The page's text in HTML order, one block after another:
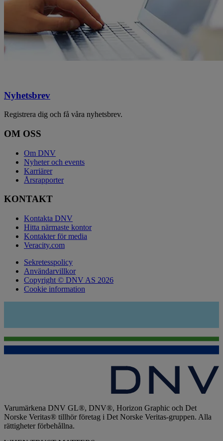
Nyhetsbrev
Registrera dig och få våra nyhetsbrev.
OM OSS
Om DNV
Nyheter och events
Karriärer
Årsrapporter
KONTAKT
Kontakta DNV
Hitta närmaste kontor
Kontakter för media
Veracity.com
Sekretesspolicy
Användarvillkor
Copyright © DNV AS 2026
Cookie information
Varumärkena DNV GL®, DNV®, Horizon Graphic och Det
Norske Veritas® tillhör företag i Det Norske Veritas-gruppen. Alla
rättigheter förbehållna.